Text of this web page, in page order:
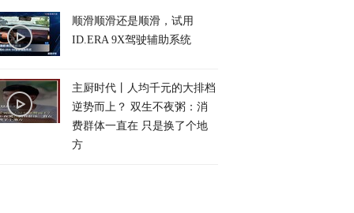
顺滑顺滑还是顺滑，试用
ID.ERA 9X驾驶辅助系统
主厨时代丨人均千元的大排档
逆势而上？ 双生不夜粥：消
费群体一直在 只是换了个地
方